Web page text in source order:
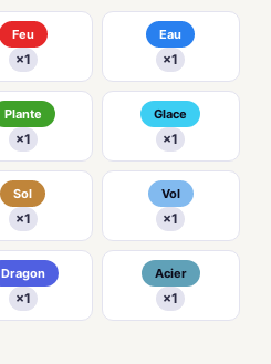
Feu
×1
Eau
×1
Plante
×1
Glace
×1
Sol
×1
Vol
×1
Dragon
×1
Acier
×1